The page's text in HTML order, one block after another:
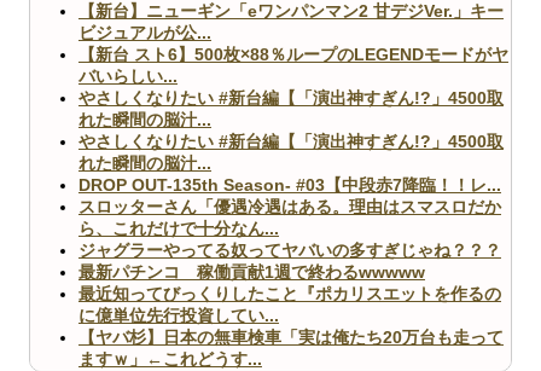
【新台】ニューギン「eワンパンマン2 甘デジVer.」キー
ビジュアルが公...
【新台 スト6】500枚×88％ループのLEGENDモードがヤ
バいらしい...
やさしくなりたい #新台編【「演出神すぎん!?」4500取
れた瞬間の脳汁...
やさしくなりたい #新台編【「演出神すぎん!?」4500取
れた瞬間の脳汁...
DROP OUT-135th Season- #03【中段赤7降臨！！レ...
スロッターさん「優遇冷遇はある。理由はスマスロだか
ら、これだけで十分なん...
ジャグラーやってる奴ってヤバいの多すぎじゃね？？？
最新パチンコ 稼働貢献1週で終わるwwwww
最近知ってびっくりしたこと『ポカリスエットを作るの
に億単位先行投資してい...
【ヤバ杉】日本の無車検車「実は俺たち20万台も走って
ますｗ」←これどうす...